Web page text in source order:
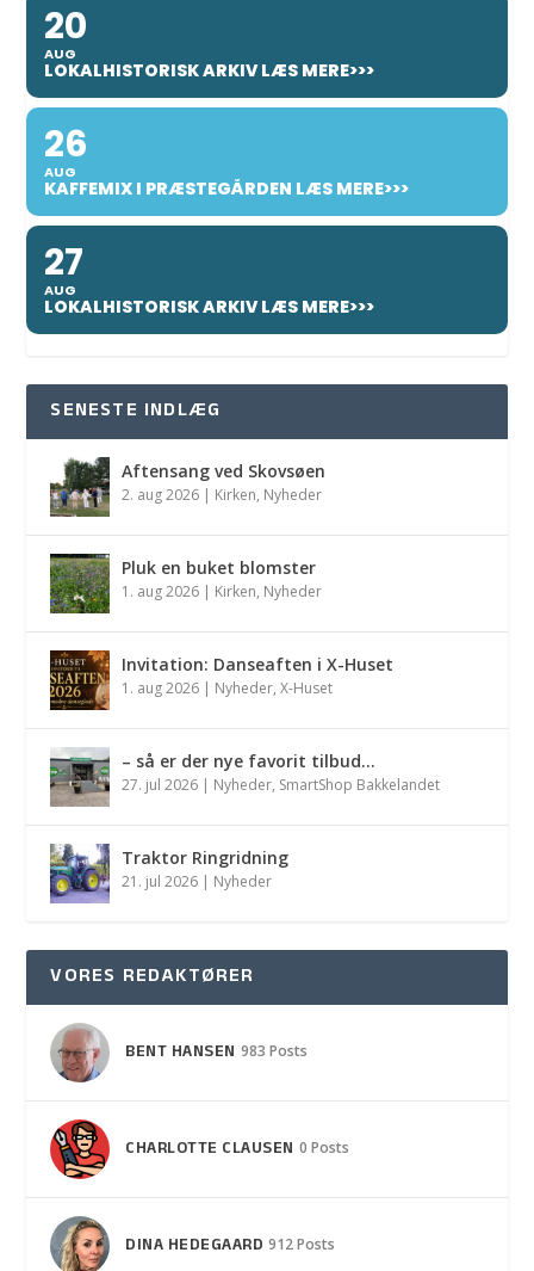
20
AUG
LOKALHISTORISK ARKIV LÆS MERE>>>
26
AUG
KAFFEMIX I PRÆSTEGÅRDEN LÆS MERE>>>
27
AUG
LOKALHISTORISK ARKIV LÆS MERE>>>
SENESTE INDLÆG
Aftensang ved Skovsøen
2. aug 2026 | Kirken, Nyheder
Pluk en buket blomster
1. aug 2026 | Kirken, Nyheder
Invitation: Danseaften i X-Huset
1. aug 2026 | Nyheder,X-Huset
– så er der nye favorit tilbud…
27. jul 2026 | Nyheder, SmartShop Bakkelandet
Traktor Ringridning
21. jul 2026 | Nyheder
VORES REDAKTØRER
BENT HANSEN 983 Posts
CHARLOTTE CLAUSEN 0 Posts
DINA HEDEGAARD 912 Posts